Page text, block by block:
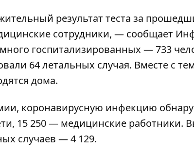
результат теста за
сотрудники, — сообщает
госпитализированных — 733
64 летальных случая. Вместе с
дома.
коронавирусную инфекцию
15 250 — медицинские работники.
случаев — 4 129.